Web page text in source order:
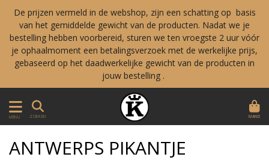
De prijzen vermeld in de webshop, zijn een schatting op basis
van het gemiddelde gewicht van de producten. Nadat we je
bestelling hebben voorbereid, sturen we ten vroegste 2 uur vóór
je ophaalmoment een betalingsverzoek met de werkelijke prijs,
gebaseerd op het daadwerkelijke gewicht van de producten in
jouw bestelling .
MENU ZOEKEN MAND
ANTWERPS PIKANTJE